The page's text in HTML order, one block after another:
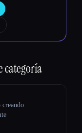
categoría
creando